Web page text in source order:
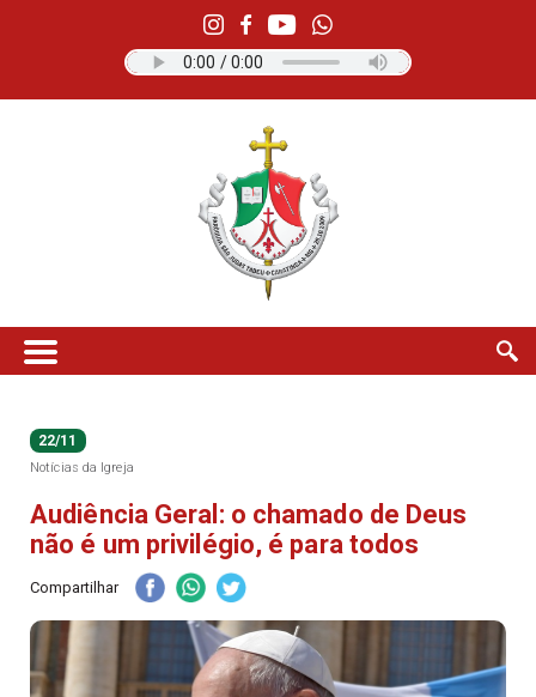
22/11
Notícias da Igreja
Audiência Geral: o chamado de Deus
não é um privilégio, é para todos
Compartilhar